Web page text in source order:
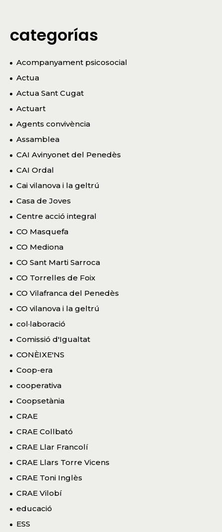
categorías
Acompanyament psicosocial
Actua
Actua Sant Cugat
Actuart
Agents convivència
Assamblea
CAI Avinyonet del Penedès
CAI Ordal
Cai vilanova i la geltrú
Casa de Joves
Centre acció integral
CO Masquefa
CO Mediona
CO Sant Marti Sarroca
CO Torrelles de Foix
CO Vilafranca del Penedès
CO vilanova i la geltrú
col·laboració
Comissió d'Igualtat
CONÈIXE'NS
Coop-era
cooperativa
Coopsetània
CRAE
CRAE Collbató
CRAE Llar Francolí
CRAE Llars Torre Vicens
CRAE Toni Inglès
CRAE Vilobí
educació
ESS